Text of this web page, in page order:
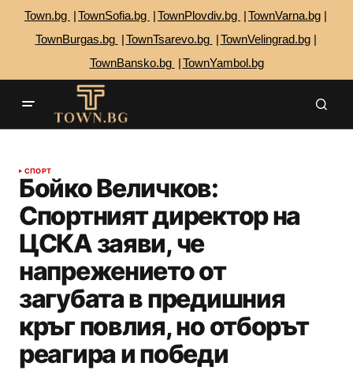
Town.bg TownSofia.bg TownPlovdiv.bg
TownVarna.bg
TownBurgas.bg
TownTsarevo.bg
TownVelingrad.bg
TownBansko.bg
TownYambol.bg
СПОРТ
Бойко Величков:
Спортният директор на
ЦСКА заяви, че
напрежението от
загубата в предишния
кръг повлия, но отборът
реагира и победи